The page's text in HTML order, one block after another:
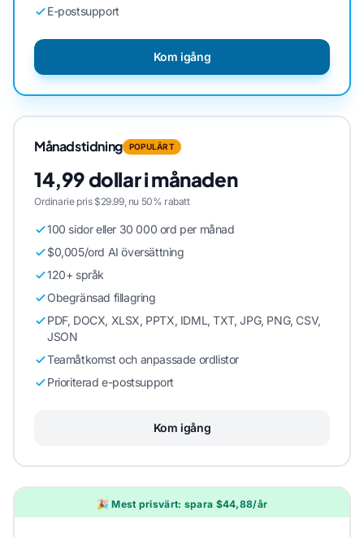
E-postsupport
Kom igång
Månadstidning POPULÄRT
14,99 dollar i månaden
Ordinarie pris $29.99, nu 50% rabatt
100 sidor eller 30 000 ord per månad
$0,005/ord AI översättning
120+ språk
Obegränsad fillagring
PDF, DOCX, XLSX, PPTX, IDML, TXT, JPG, PNG, CSV,
JSON
Teamåtkomst och anpassade ordlistor
Prioriterad e-postsupport
Kom igång
🎉 Mest prisvärt: spara $44,88/år